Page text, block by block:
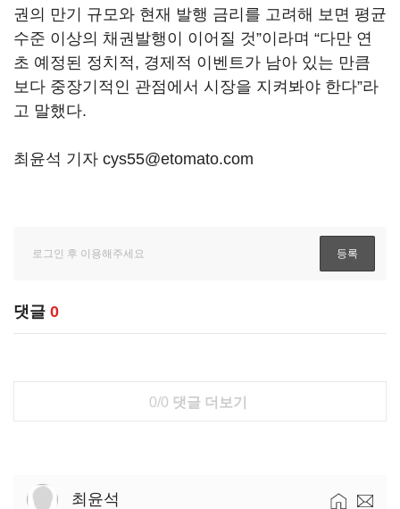
권의 만기 규모와 현재 발행 금리를 고려해 보면 평균
수준 이상의 채권발행이 이어질 것”이라며 “다만 연
초 예정된 정치적, 경제적 이벤트가 남아 있는 만큼
보다 중장기적인 관점에서 시장을 지켜봐야 한다”라
고 말했다.
최윤석 기자 cys55@etomato.com
댓글 0
0/0 댓글 더보기
최윤석